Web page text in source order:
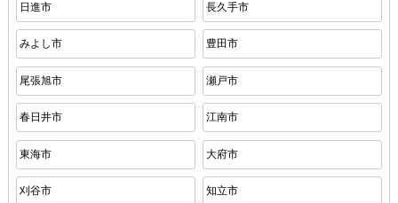
日進市 長久手市
みよし市 豊田市
尾張旭市 瀬戸市
春日井市 江南市
東海市 大府市
刈谷市 知立市